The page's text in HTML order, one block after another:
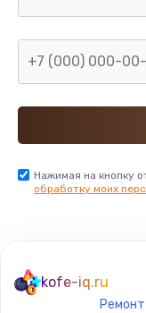
Нажимая на кнопку
обработку моих
kofe-iq.ru